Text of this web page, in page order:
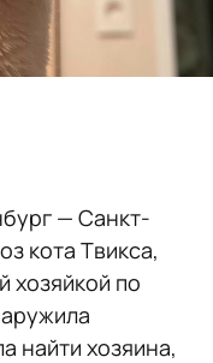
— Санкт-
кота Твикса,
хозяйкой по
найти хозяина,